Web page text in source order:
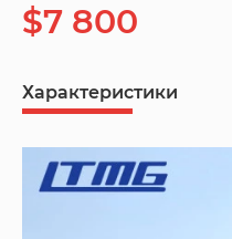
$7 800
Характеристики